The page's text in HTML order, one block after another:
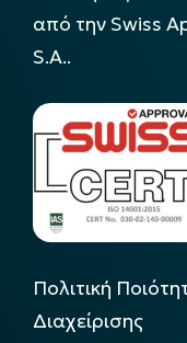
από την Swiss
S.A..
Πολιτική
Διαχείρισης